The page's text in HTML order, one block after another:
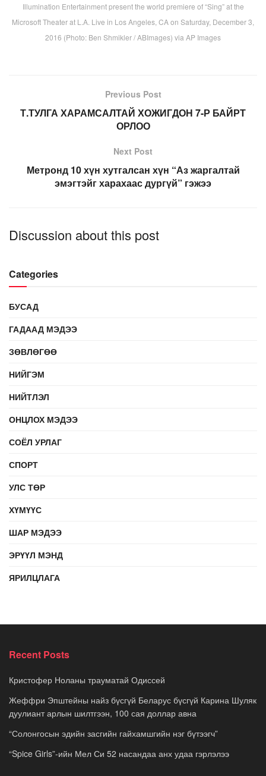
Illumination Entertainment present the world premiere of “Sing” at the
Microsoft Theater at L.A. Live in Los Angeles, CA on Saturday, December 3,
2016 (Photo: Ben Shmikler / ABImages) via AP Images
Previous Post
Т.ТУЛГА ХАРАМСАЛТАЙ ХОЖИГДОН 7-Р БАЙРТ
ОРЛОО
Next Post
Метронд 10 хүн хутгалсан хүн “Аз жаргалтай
эмэгтэйг харахаас дургүй” гэжээ
Discussion about this post
Categories
БУСАД
ГАДААД МЭДЭЭ
ЗӨВЛӨГӨӨ
НИЙГЭМ
НИЙТЛЭЛ
ОНЦЛОХ МЭДЭЭ
СОЁЛ УРЛАГ
СПОРТ
УЛС ТӨР
ХҮМҮҮС
ШАР МЭДЭЭ
ЭРҮҮЛ МЭНД
ЯРИЛЦЛАГА
Recent Posts
Кристофер Ноланы трауматай Одиссей
Жеффри Эпштейны найз бүсгүй Беларус бүсгүй Карина Шуляк
дуулиант арлын шилтгээн, 100 сая доллар авна
“Солонгосын эдийн засгийн гайхамшгийн нэг бүтээгч”
“Spice Girls”-ийн Мел Си 52 насандаа анх удаа гэрлэлээ